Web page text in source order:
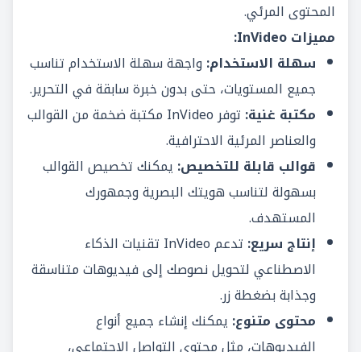
المحتوى المرئي.
مميزات InVideo:
سهلة الاستخدام: واجهة سهلة الاستخدام تناسب
جميع المستويات، حتى بدون خبرة سابقة في التحرير.
مكتبة غنية:
توفر InVideo مكتبة ضخمة من القوالب
والعناصر المرئية الاحترافية.
قوالب قابلة للتخصيص: يمكنك تخصيص القوالب
بسهولة لتناسب هويتك البصرية وجمهورك
المستهدف.
إنتاج سريع:
تدعم InVideo تقنيات الذكاء
الاصطناعي لتحويل نصوصك إلى فيديوهات متناسقة
وجذابة بضغطة زر.
محتوى متنوع: يمكنك إنشاء جميع أنواع
الفيديوهات، مثل محتوى التواصل الاجتماعي،